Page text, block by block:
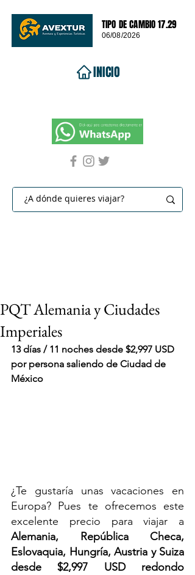
TIPO DE CAMBIO 17.29
06/08/2026
INICIO
VIAJES 2027
PQT Alemania y Ciudades
Imperiales
13 días / 11 noches desde $2,997 USD
por persona saliendo de Ciudad de
México
¿Te gustaría unas vacaciones en
Europa? Pues te ofrecemos este
Alemania, República Checa,
Eslovaquia, Hungría, Austria y Suiza
desde $2,997 USD redondo